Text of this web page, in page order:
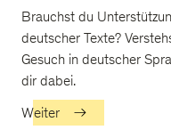
Brauchst du
deutscher Texte?
Gesuch in deutscher
dir dabei.
Weiter